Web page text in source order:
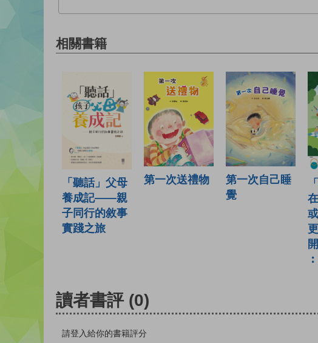
相關書籍
「聽話」父母
養成記——親
子同行的敘事
實踐之旅
第一次送禮物
第一次自己睡
覺
讀者書評 (0)
請登入給你的書籍評分